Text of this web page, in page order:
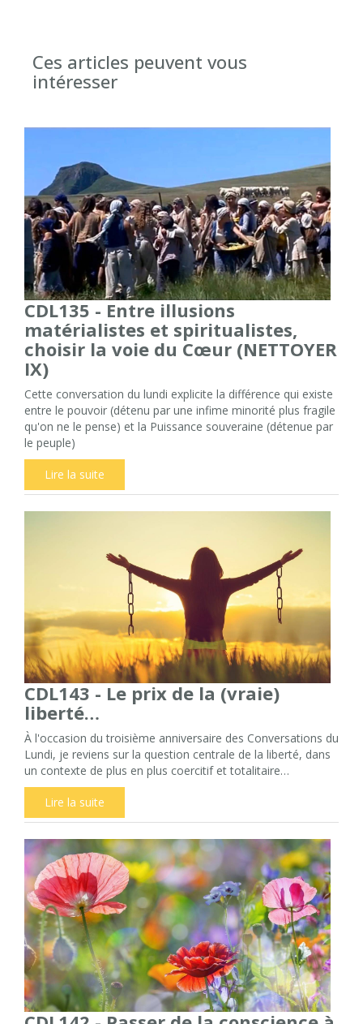
Ces articles peuvent vous
intéresser
CDL135 - Entre illusions
matérialistes et spiritualistes,
choisir la voie du Cœur (NETTOYER
IX)
Cette conversation du lundi explicite la différence qui existe
entre le pouvoir (détenu par une infime minorité plus fragile
qu'on ne le pense) et la Puissance souveraine (détenue par
le peuple)
Lire la suite
CDL143 - Le prix de la (vraie)
liberté…
À l'occasion du troisième anniversaire des Conversations du
Lundi, je reviens sur la question centrale de la liberté, dans
un contexte de plus en plus coercitif et totalitaire…
Lire la suite